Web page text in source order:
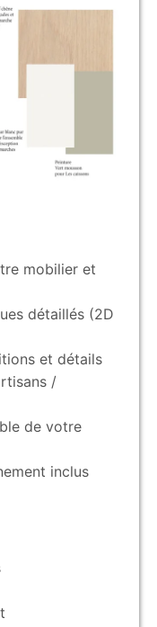
mobilier et
détaillés (2D
et détails
/
de votre
inclus